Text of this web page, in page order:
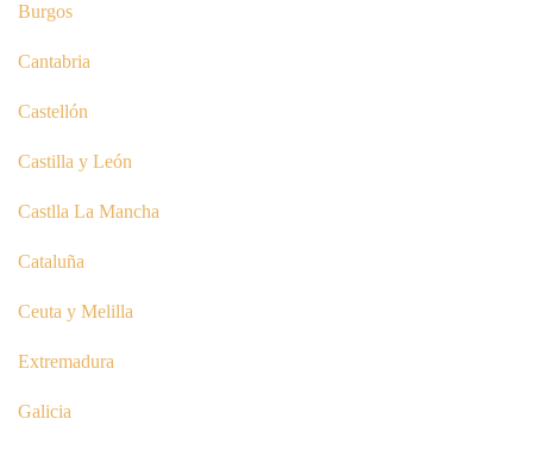
Burgos
Cantabria
Castellón
Castilla y León
Castlla La Mancha
Cataluña
Ceuta y Melilla
Extremadura
Galicia